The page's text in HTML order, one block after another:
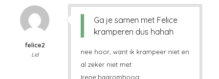
felice2
Lid
Ga je samen met Felice
kramperen dus hahah
nee hoor, want ik krampeer niet en
al zeker niet met
Irene:haaromhoog: